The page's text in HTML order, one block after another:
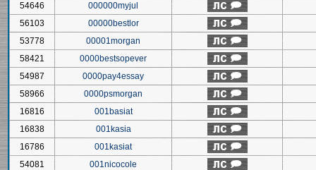
54646
000000myjul
56103
00000bestlor
53778
00001morgan
58421
0000bestsopever
54987
0000pay4essay
58966
0000psmorgan
16816
001basiat
16838
001kasia
16786
001kasiat
54081
001nicocole